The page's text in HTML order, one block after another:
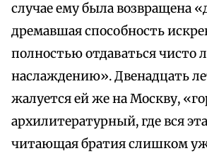
случае ему была возвращена
дремавшая способность
полностью отдаваться чисто
наслаждению». Двенадцать
жалуется ей же на Москву,
архилитературный, где вся
читающая братия слишком